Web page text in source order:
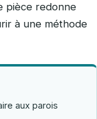
pièce redonne
à une méthode
aux parois